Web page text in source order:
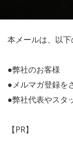
本メールは、以下
●弊社のお客様
●メルマガ登録を
●弊社代表やスタ
【PR】